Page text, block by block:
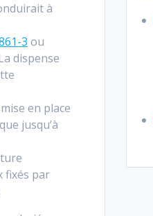
à
3 ou
dispense
en place
jusqu’à
fixés par